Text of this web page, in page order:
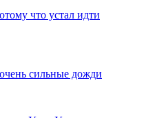
что устал идти
сильные дожди